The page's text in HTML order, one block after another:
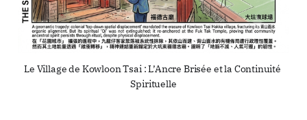
Le Village de Kowloon Tsai : L’Ancre Brisée et la Continuité
Spirituelle